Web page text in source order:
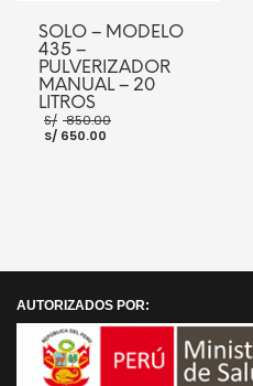
SOLO – MODELO
435 –
PULVERIZADOR
MANUAL – 20
LITROS
S/ 850.00
S/ 650.00
AUTORIZADOS POR: